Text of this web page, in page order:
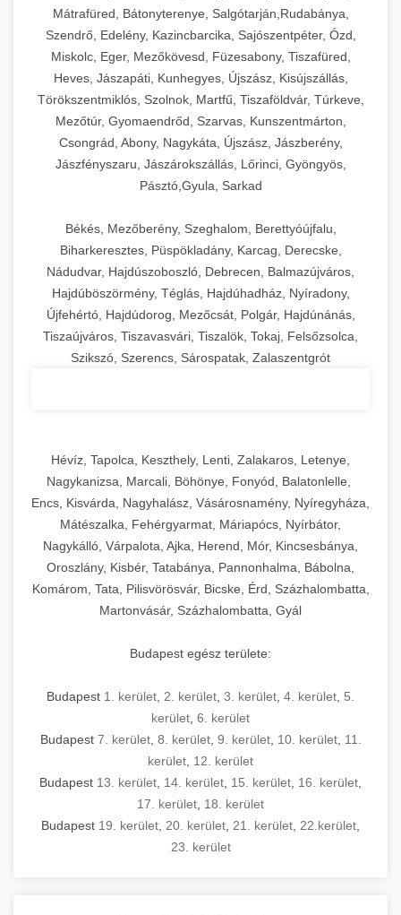
Mátrafüred, Bátonyterenye, Salgótarján,Rudabánya,
Szendrő, Edelény, Kazincbarcika, Sajószentpéter, Ózd,
Miskolc, Eger, Mezőkövesd, Füzesabony, Tiszafüred,
Heves, Jászapáti, Kunhegyes, Újszász, Kisújszállás,
Törökszentmiklós, Szolnok, Martfű, Tiszaföldvár, Túrkeve,
Mezőtúr, Gyomaendrőd, Szarvas, Kunszentmárton,
Csongrád, Abony, Nagykáta, Újszász, Jászberény,
Jászfényszaru, Jászárokszállás, Lőrinci, Gyöngyös,
Pásztó,Gyula, Sarkad
Békés, Mezőberény, Szeghalom, Berettyóújfalu,
Biharkeresztes, Püspökladány, Karcag, Derecske,
Nádudvar, Hajdúszoboszló, Debrecen, Balmazújváros,
Hajdúböszörmény, Téglás, Hajdúhadház, Nyíradony,
Újfehértó, Hajdúdorog, Mezőcsát, Polgár, Hajdúnánás,
Tiszaújváros, Tiszavasvári, Tiszalök, Tokaj, Felsőzsolca,
Szikszó, Szerencs, Sárospatak, Zalaszentgrót
Hévíz, Tapolca, Keszthely, Lenti, Zalakaros, Letenye,
Nagykanizsa, Marcali, Böhönye, Fonyód, Balatonlelle,
Encs, Kisvárda, Nagyhalász, Vásárosnamény, Nyíregyháza,
Mátészalka, Fehérgyarmat, Máriapócs, Nyírbátor,
Nagykálló, Várpalota, Ajka, Herend, Mór, Kincsesbánya,
Oroszlány, Kisbér, Tatabánya, Pannonhalma, Bábolna,
Komárom, Tata, Pilisvörösvár, Bicske, Érd, Százhalombatta,
Martonvásár, Százhalombatta, Gyál
Budapest egész területe:
Budapest 1. kerület 2. kerület 3. kerület 4. kerület 5.
kerület 6. kerület
Budapest 7. kerület, 8. kerület, 9. kerület, 10. kerület, 11.
kerület 12. kerület
Budapest 13. kerület 14. kerület 15. kerület 16. kerület
17. kerület 18. kerület
Budapest 19. kerület 20. kerület 21. kerület 22.kerület
23. kerület